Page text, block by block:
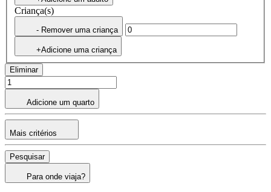
Criança(s)
- Remover uma criança
+Adicione uma criança
Eliminar
Adicione um quarto
Mais critérios
Pesquisar
Para onde viaja?